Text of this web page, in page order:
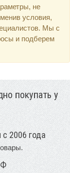
не
условия,
Мы с
и подберем
покупать у
2006 года